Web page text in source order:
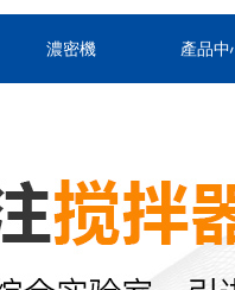
濃密機 產品中